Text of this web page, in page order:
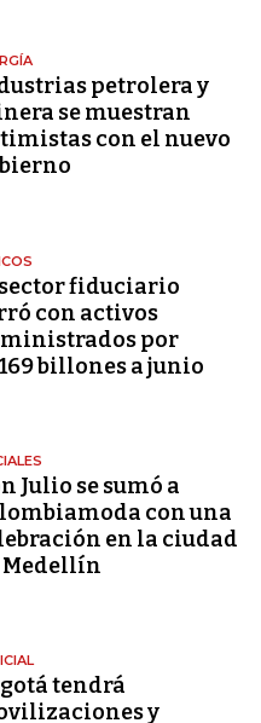
petrolera y
se muestran
con el nuevo
fiduciario
con activos
por
billones a junio
Julio se sumó a
con una
en la ciudad
Medellín
tendrá
y